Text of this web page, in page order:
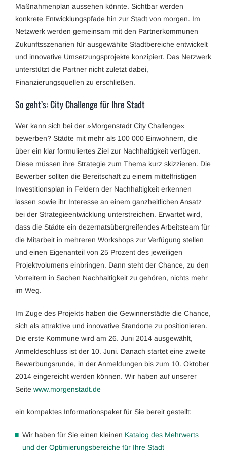
Maßnahmenplan aussehen könnte. Sichtbar werden
konkrete Entwicklungspfade hin zur Stadt von morgen. Im
Netzwerk werden gemeinsam mit den Partnerkommunen
Zukunftsszenarien für ausgewählte Stadtbereiche entwickelt
und innovative Umsetzungsprojekte konzipiert. Das Netzwerk
unterstützt die Partner nicht zuletzt dabei,
Finanzierungsquellen zu erschließen.
So geht’s: City Challenge für Ihre Stadt
Wer kann sich bei der »Morgenstadt City Challenge«
bewerben? Städte mit mehr als 100 000 Einwohnern, die
über ein klar formuliertes Ziel zur Nachhaltigkeit verfügen.
Diese müssen ihre Strategie zum Thema kurz skizzieren. Die
Bewerber sollten die Bereitschaft zu einem mittelfristigen
Investitionsplan in Feldern der Nachhaltigkeit erkennen
lassen sowie ihr Interesse an einem ganzheitlichen Ansatz
bei der Strategieentwicklung unterstreichen. Erwartet wird,
dass die Städte ein dezernatsübergreifendes Arbeitsteam für
die Mitarbeit in mehreren Workshops zur Verfügung stellen
und einen Eigenanteil von 25 Prozent des jeweiligen
Projektvolumens einbringen. Dann steht der Chance, zu den
Vorreitern in Sachen Nachhaltigkeit zu gehören, nichts mehr
im Weg.
Im Zuge des Projekts haben die Gewinnerstädte die Chance,
sich als attraktive und innovative Standorte zu positionieren.
Die erste Kommune wird am 26. Juni 2014 ausgewählt,
Anmeldeschluss ist der 10. Juni. Danach startet eine zweite
Bewerbungsrunde, in der Anmeldungen bis zum 10. Oktober
2014 eingereicht werden können. Wir haben auf unserer
Seite www.morgenstadt.de
ein kompaktes Informationspaket für Sie bereit gestellt:
Wir haben für Sie einen kleinen Katalog des Mehrwerts
und der Optimierungsbereiche für Ihre Stadt